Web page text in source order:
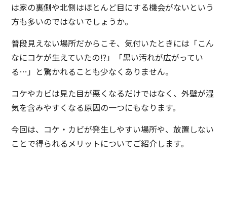
は家の裏側や北側はほとんど目にする機会がないという
方も多いのではないでしょうか。
普段見えない場所だからこそ、気付いたときには「こん
なにコケが生えていたの!?」「黒い汚れが広がってい
る…」と驚かれることも少なくありません。
コケやカビは見た目が悪くなるだけではなく、外壁が湿
気を含みやすくなる原因の一つにもなります。
今回は、コケ・カビが発生しやすい場所や、放置しない
ことで得られるメリットについてご紹介します。